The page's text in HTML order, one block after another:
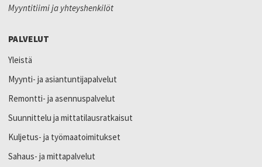
Myyntitiimi ja yhteyshenkilöt
PALVELUT
Yleistä
Myynti- ja asiantuntijapalvelut
Remontti- ja asennuspalvelut
Suunnittelu ja mittatilausratkaisut
Kuljetus- ja työmaatoimitukset
Sahaus- ja mittapalvelut